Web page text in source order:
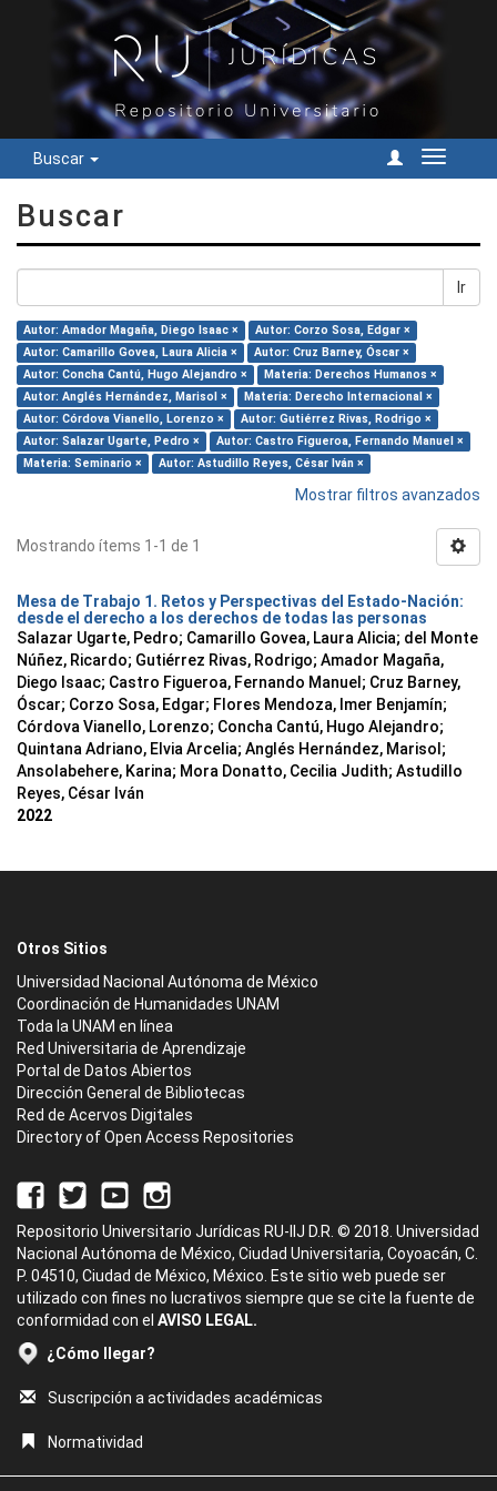
Buscar
Cambiar
Buscar
Ir
Autor: Amador Magaña, Diego Isaac ×
Autor: Corzo Sosa, Edgar ×
Autor: Camarillo Govea, Laura Alicia ×
Autor: Cruz Barney, Óscar ×
Autor: Concha Cantú, Hugo Alejandro ×
Materia: Derechos Humanos ×
Autor: Anglés Hernández, Marisol ×
Materia: Derecho Internacional ×
Autor: Córdova Vianello, Lorenzo ×
Autor: Gutiérrez Rivas, Rodrigo ×
Autor: Salazar Ugarte, Pedro ×
Autor: Castro Figueroa, Fernando Manuel ×
Materia: Seminario ×
Autor: Astudillo Reyes, César Iván ×
Mostrar filtros avanzados
Mostrando ítems 1-1 de 1
Mesa de Trabajo 1. Retos y Perspectivas del Estado-Nación:
desde el derecho a los derechos de todas las personas
Salazar Ugarte, Pedro; Camarillo Govea, Laura Alicia; del Monte
Núñez, Ricardo; Gutiérrez Rivas, Rodrigo; Amador Magaña,
Diego Isaac; Castro Figueroa, Fernando Manuel ; Cruz Barney,
Óscar; Corzo Sosa, Edgar; Flores Mendoza, Imer Benjamín;
Córdova Vianello, Lorenzo; Concha Cantú, Hugo Alejandro;
Quintana Adriano, Elvia Arcelia; Anglés Hernández, Marisol ;
Ansolabehere, Karina; Mora Donatto, Cecilia Judith; Astudillo
Reyes, César Iván
2022
Otros Sitios
Universidad Nacional Autónoma de México
Coordinación de Humanidades UNAM
Toda la UNAM en línea
Red Universitaria de Aprendizaje
Portal de Datos Abiertos
Dirección General de Bibliotecas
Red de Acervos Digitales
Directory of Open Access Repositories
Repositorio Universitario Jurídicas RU-IIJ D.R. © 2018. Universidad
Nacional Autónoma de México, Ciudad Universitaria, Coyoacán, C.
P. 04510, Ciudad de México, México. Este sitio web puede ser
utilizado con fines no lucrativos siempre que se cite la fuente de
conformidad con el AVISO LEGAL.
¿Cómo llegar?
Suscripción a actividades académicas
Normatividad